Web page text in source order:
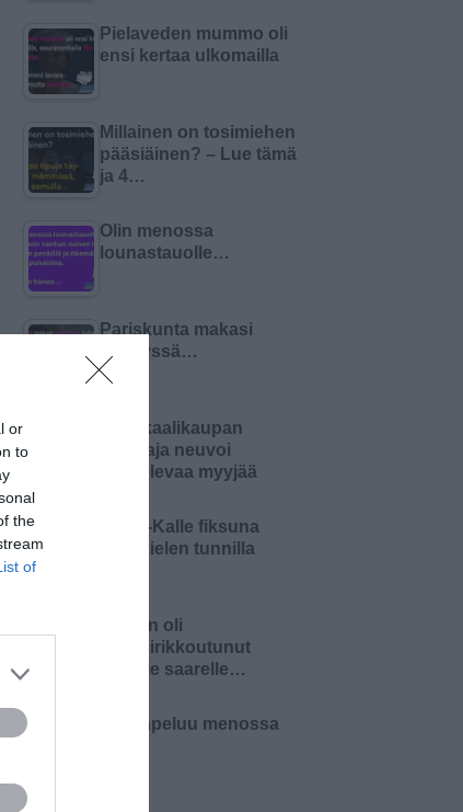
or
to
the
of
Pielaveden mummo oli
ensi kertaa ulkomailla
Millainen on tosimiehen
pääsiäinen? – Lue tämä
ja 4…
Olin menossa
lounastauolle…
Pariskunta makasi
sängyssä…
Kemikaalikaupan
omistaja neuvoi
aloittelevaa myyjää
Pikku-Kalle fiksuna
äidinkielen tunnilla
Nainen oli
haaksirikkoutunut
autiolle saarelle…
Kortinpeluu menossa